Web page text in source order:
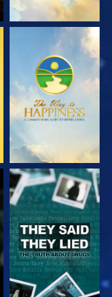
ΠΑΡΑΚΟΛΟΥΘΗΣΤΕ
ΠΑΡΑΚΟΛΟΥΘΗΣΤΕ